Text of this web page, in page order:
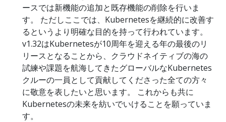
ースでは新機能の追加と既存機能の削除を行いま
す。 ただしここでは、Kubernetesを継続的に改善す
るというより明確な目的を持って行われています。
v1.32はKubernetesが10周年を迎える年の最後のリ
リースとなることから、クラウドネイティブの海の
試練や課題を航海してきたグローバルなKubernetes
クルーの一員として貢献してくださった全ての方々
に敬意を表したいと思います。 これからも共に
Kubernetesの未来を紡いでいけることを願っていま
す。